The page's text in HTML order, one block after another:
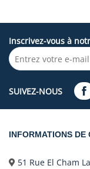
Inscrivez-vous à
SUIVEZ-NOUS
INFORMATIONS DE
51 Rue El Cham